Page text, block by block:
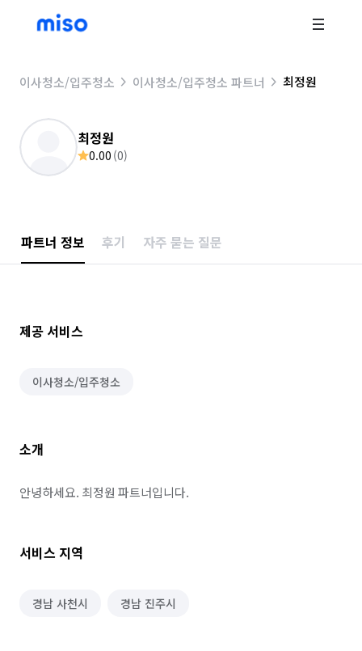
이사청소/입주청소 이사청소/입주청소 파트너 최정원
최정원
0.00 (0)
파트너 정보 후기 자주 묻는 질문
제공 서비스
이사청소/입주청소
소개
안녕하세요. 최정원 파트너입니다.
서비스 지역
경남 사천시 경남 진주시